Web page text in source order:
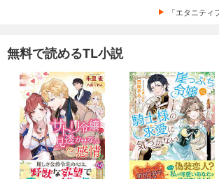
「エタニテ
無料で読めるTL小説